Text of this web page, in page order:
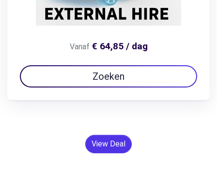
Vanaf € 64,85 / dag
Zoeken
View Deal